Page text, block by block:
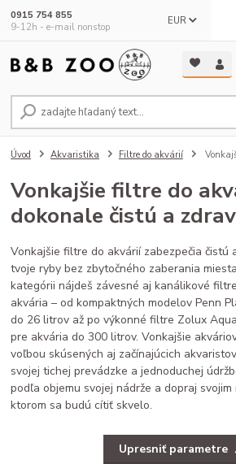
EUR
0915 754 855
9-12h - e-mail nonstop
Úvod Akvaristika Filtre do akvárií
Vonkajšie filtre do
dokonale čistú a
Vonkajšie filtre do akvárií zabezpečia čistú
tvoje ryby bez zbytočného zaberania
kategórii nájdeš závesné aj kanálikové
akvária – od kompaktných modelov Penn
do 26 litrov až po výkonné filtre Zolux
pre akvária do 300 litrov. Vonkajšie
voľbou skúsených aj začínajúcich
svojej tichej prevádzke a jednoduchej
podľa objemu svojej nádrže a dopraj
ktorom sa budú cítiť skvelo.
Upresniť parametre